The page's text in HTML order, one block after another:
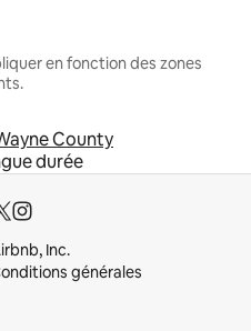
en fonction des zones
County
durée
Inc.
générales